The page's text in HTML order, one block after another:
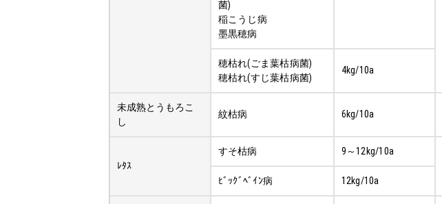
菌)
稲こうじ病
墨黒穂病
穂枯れ(ごま葉枯病菌)
穂枯れ(すじ葉枯病菌)
4kg/10a
未成熟とうもろこ
し
紋枯病 6kg/10a
ﾚﾀｽ
すそ枯病
9～12kg/10a
ﾋﾞｯｸﾞﾍﾞｲﾝ病
12kg/10a